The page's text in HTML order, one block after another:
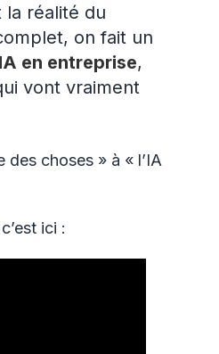
la réalité du
on fait un
en entreprise,
vont vraiment
choses » à « l’IA
ici :